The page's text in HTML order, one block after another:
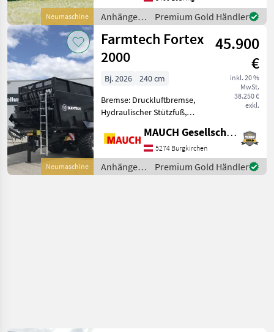
Neumaschine
Gady - Jubiläumsmodell
Auf Bestellung /
Symbolfoto
Anhänger /
Farmtech
Premium Gold Händler
Neumaschine
Farmtech Fortex
2000
45.900
€
inkl. 20 %
MwSt.
38.250 €
exkl.
Bj. 2026
240 cm
Bremse: Druckluftbremse,
Hydraulischer Stützfuß,
Farmtech Fortex 2000
Ausstattung: - K80 -
Kotflügeln - Beleuchtung -
AgriLed 2 Leuchten
MAUCH Gesellschaft m.b.H. & Co.KG
5274 Burgkirchen
Anhänger /
Farmtech
Premium Gold Händler